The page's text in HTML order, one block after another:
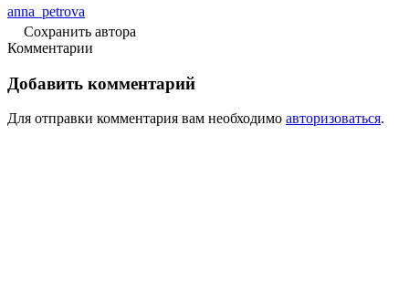
anna_petrova
Сохранить автора
Комментарии
Добавить комментарий
Для отправки комментария вам необходимо авторизоваться.